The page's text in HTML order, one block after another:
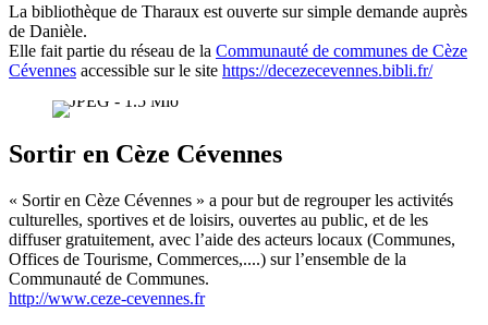
La bibliothèque de Tharaux est ouverte sur simple demande auprès
de Danièle.
Elle fait partie du réseau de la Communauté de communes de Cèze
Cévennes accessible sur le site https://decezecevennes.bibli.fr/
Sortir en Cèze Cévennes
« Sortir en Cèze Cévennes » a pour but de regrouper les activités
culturelles, sportives et de loisirs, ouvertes au public, et de les
diffuser gratuitement, avec l’aide des acteurs locaux (Communes,
Offices de Tourisme, Commerces,....) sur l’ensemble de la
Communauté de Communes.
http://www.ceze-cevennes.fr